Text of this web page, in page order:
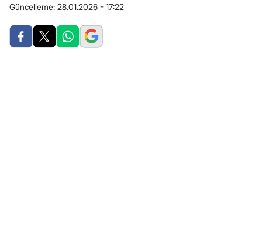
Güncelleme: 28.01.2026 - 17:22